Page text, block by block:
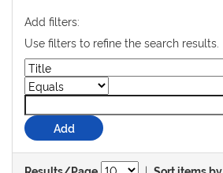
Add filters:
Use filters to refine the search results.